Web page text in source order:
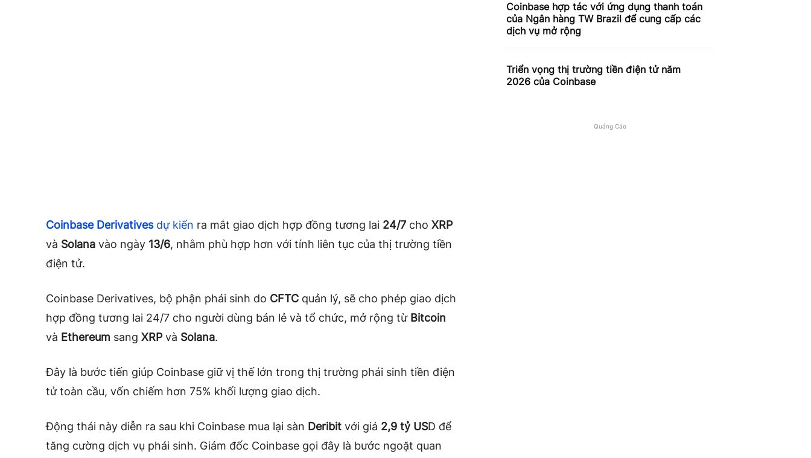
Coinbase Derivativesdự kiến ra mắt giao dịch hợp đồng tương lai 24/7 cho XRP
và Solana vào ngày 13/6, nhằm phù hợp hơn với tính liên tục của thị trường tiền
điện tử.
Coinbase Derivatives, bộ phận phái sinh do CFTC quản lý, sẽ cho phép giao dịch
hợp đồng tương lai 24/7 cho người dùng bán lẻ và tổ chức, mở rộng từ Bitcoin
và Ethereum sang XRPvà Solana.
Đây là bước tiến giúp Coinbase giữ vị thế lớn trong thị trường phái sinh tiền điện
tử toàn cầu, vốn chiếm hơn 75% khối lượng giao dịch.
Động thái này diễn ra sau khi Coinbase mua lại sàn Deribit với giá 2,9 tỷ USD để
tăng cường dịch vụ phái sinh. Giám đốc Coinbase gọi đây là bước ngoặt quan
Coinbase hợp tác với ứng dụng thanh toán
của Ngân hàng TW Brazil để cung cấp các
dịch vụ mở rộng
Triển vọng thị trường tiền điện tử năm
2026 của Coinbase
Quảng Cáo